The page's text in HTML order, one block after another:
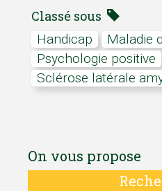
Classé sous
Handicap
Psychologie positive
Sclérose latérale
On vous propose